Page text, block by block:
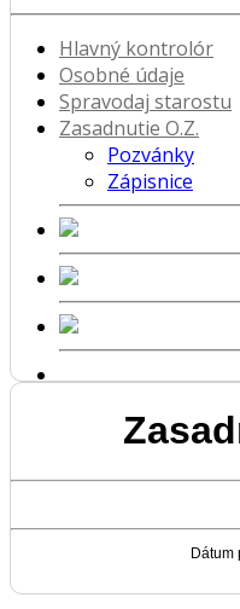
Hlavný kontrolór
Osobné údaje
Spravodaj starostu
Zasadnutie O.Z.
Pozvánky
Zápisnice
Dátum